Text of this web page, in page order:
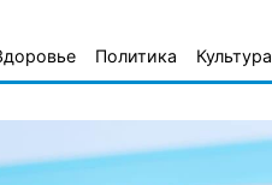
Политика Культура